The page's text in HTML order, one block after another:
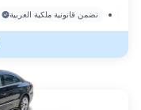
نضمن قانونية ملكية العربية •